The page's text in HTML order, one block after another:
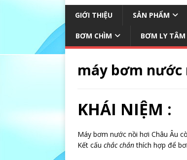
GIỚI THIỆU SẢN PHẨM
BƠM CHÌM BƠM LY TÂM
máy bơm nước
KHÁI NIỆM :
Máy bơm nước nồi hơi Châu Âu
Kết cấu chắc chắnthích hợp để